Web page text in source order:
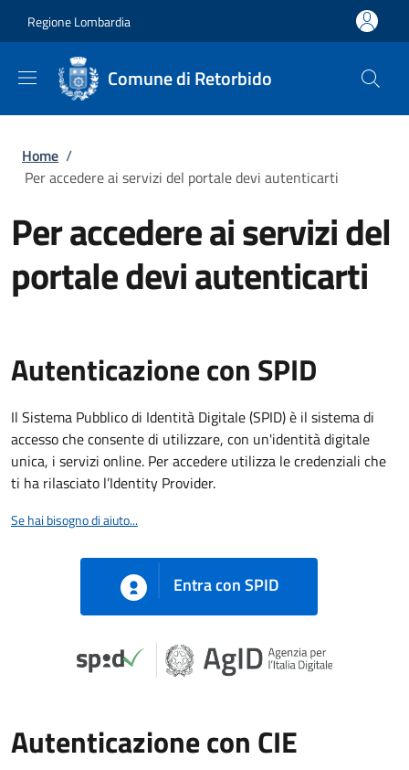
Regione Lombardia
Comune di Retorbido
Briciole di pane
Home /
Per accedere ai servizi del portale devi autenticarti
Per accedere ai servizi del
portale devi autenticarti
Autenticazione con SPID
Il Sistema Pubblico di Identità Digitale (SPID) è il sistema di
accesso che consente di utilizzare, con un'identità digitale
unica, i servizi online. Per accedere utilizza le credenziali che
ti ha rilasciato l’Identity Provider.
Se hai bisogno di aiuto...
Entra con SPID
Autenticazione con CIE